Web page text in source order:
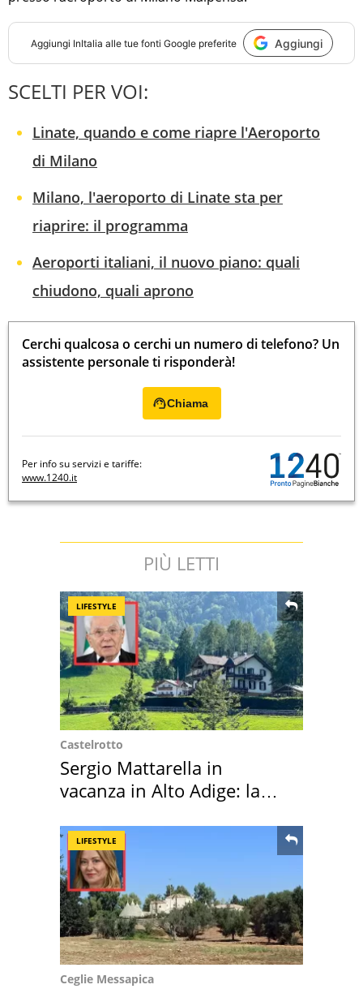
Aggiungi InItalia alle tue fonti Google preferite Aggiungi
SCELTI PER VOI:
Linate, quando e come riapre l'Aeroporto
di Milano
Milano, l'aeroporto di Linate sta per
riaprire: il programma
Aeroporti italiani, il nuovo piano: quali
chiudono, quali aprono
Cerchi qualcosa o cerchi un numero di telefono? Un
assistente personale ti risponderà!
Chiama
Per info su servizi e tariffe:
www.1240.it
PIÙ LETTI
LIFESTYLE
Castelrotto
Sergio Mattarella in
vacanza in Alto Adige: la
LIFESTYLE
Ceglie Messapica